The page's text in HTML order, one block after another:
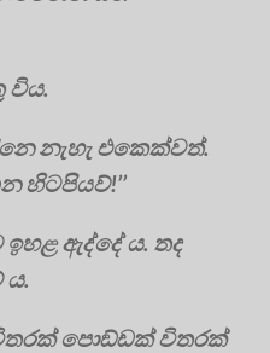
විය.
නැහැ එකෙක්වත්.
හිටපියව්!’’
ඇද්දේ ය. තද
විතරක් පොඞ්ඩක් විතරක්